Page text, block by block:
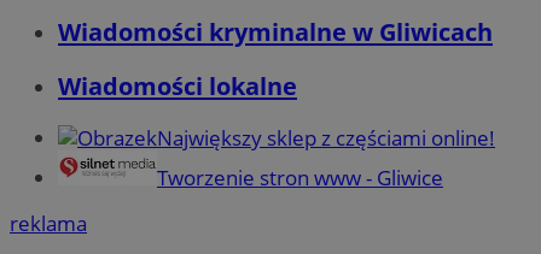
Wiadomości kryminalne w Gliwicach
Wiadomości lokalne
Największy sklep z częściami online!
Tworzenie stron www - Gliwice
reklama